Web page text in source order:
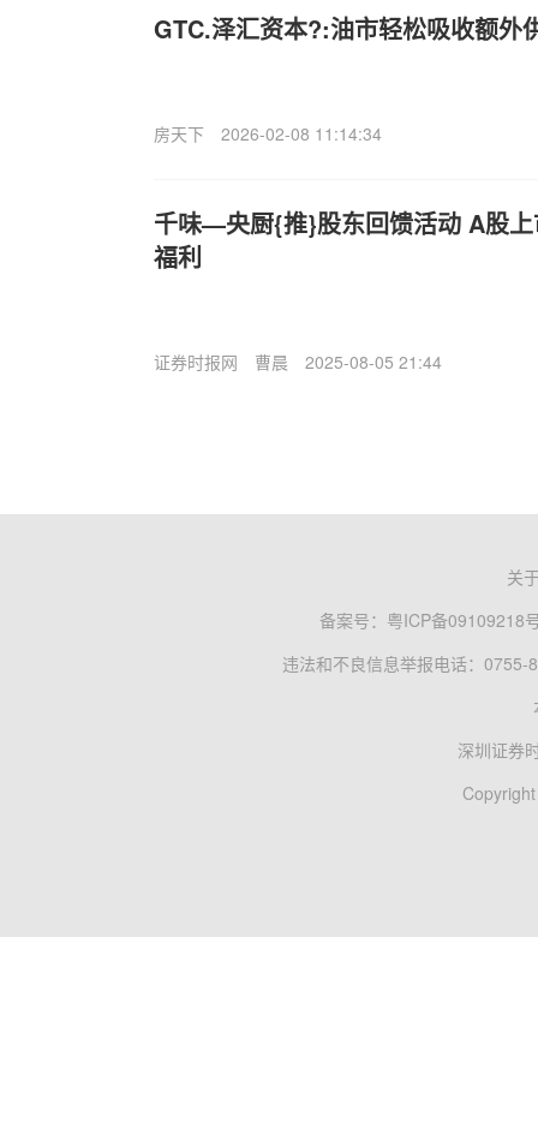
GTC.泽汇资本?:油市轻松吸收额外
房天下 2026-02-08 11:14:34
千味—央厨{推}股东回馈活动 A股
福利
证券时报网 曹晨 2025-08-05 21:44
关
备案号： 粤ICP备09109218
违法和不良信息举报电话：0755-
深圳证券